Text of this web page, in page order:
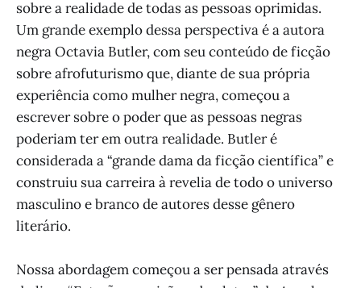
sobre a realidade de todas as pessoas oprimidas.
Um grande exemplo dessa perspectiva é a autora
negra Octavia Butler, com seu conteúdo de ficção
sobre afrofuturismo que, diante de sua própria
experiência como mulher negra, começou a
escrever sobre o poder que as pessoas negras
poderiam ter em outra realidade. Butler é
considerada a “grande dama da ficção científica” e
construiu sua carreira à revelia de todo o universo
masculino e branco de autores desse gênero
literário.
Nossa abordagem começou a ser pensada através